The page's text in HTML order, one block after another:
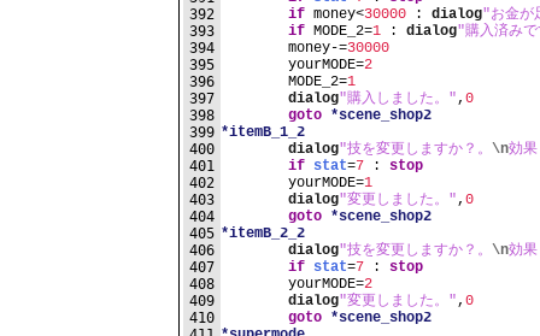
392
393
394
395
396
397
398
399
400
401
402
403
404
405
406
407
408
409
410
if money<30000 : dialog"お金が
if MODE_2=1 : dialog"購入済み
	money-=
30000
	yourMODE=
2
	MODE_2=
1
dialog"購入しました。", 0
goto *scene_shop2
*itemB_1_2
dialog"技を変更しますか？。 \n効
if stat=7 : stop
	yourMODE=
1
dialog"変更しました。", 0
goto *scene_shop2
*itemB_2_2
dialog"技を変更しますか？。 \n効
if stat=7 : stop
	yourMODE=
2
dialog"変更しました。", 0
goto *scene_shop2